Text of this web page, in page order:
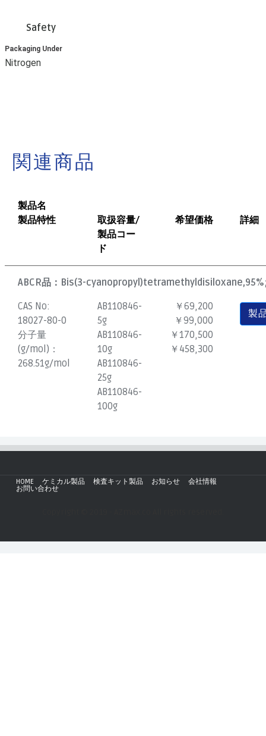
Safety
Packaging Under
Nitrogen
関連商品
製品名
製品特性
取扱容量/
製品コー
ド
希望価格 詳細
ABCR品： Bis(3-
CAS No:
18027-80-0
分子量
(g/mol)：
268.51g/mol
AB110846-
5g
AB110846-
10g
AB110846-
25g
AB110846-
100g
￥69,200
￥99,000
￥170,500
￥458,300
製
HOME ケミカル製品 検査キット製品 お知らせ
会社情報
お問い合わせ